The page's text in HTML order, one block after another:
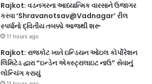
Rajkot: વડનગરના આધ્યાત્મિક વારસાને ઉજાગર
કરવા ‘Shravanotsav@Vadnagar’ રીલ
સ્પર્ધાનો દ્વિતીય તબક્કો આજથી શરૂ
11 hours ago
Rajkot: રાજકોટ ખાતે ઇન્ડિયન ઓઇલ કોર્પોરેશન
લિમિટેડ દ્વારા “ઇન્ડેન એક્સ્ટ્રાલાઇટ નાઉ” સેવાનું
લોન્ચિંગ કરાયું